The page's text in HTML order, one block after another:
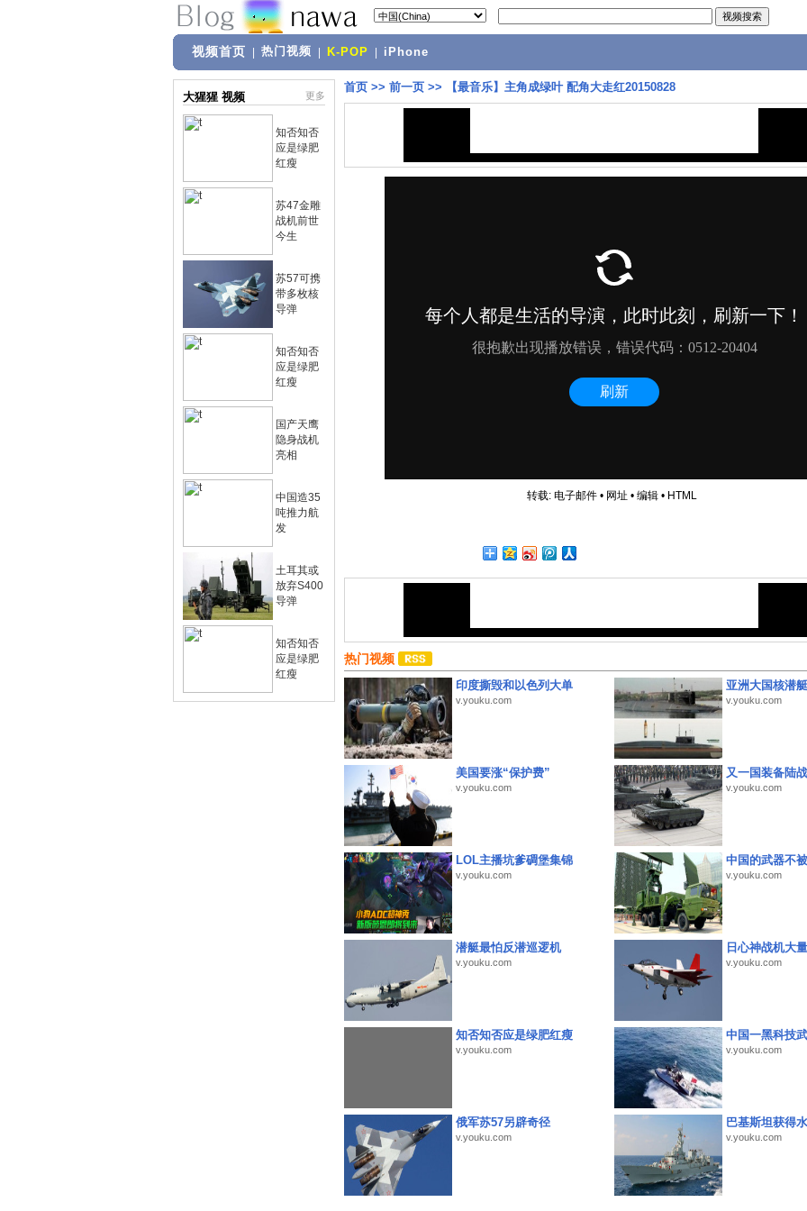
视频首页 热门视频 K-POP iPhone
大猩猩 视频 更多
知否知否
应是绿肥
红瘦
苏47金雕
战机前世
今生
苏57可携
带多枚核
导弹
知否知否
应是绿肥
红瘦
国产天鹰
隐身战机
亮相
中国造35
吨推力航
发
土耳其或
放弃S400
导弹
知否知否
应是绿肥
红瘦
首页 >> 前一页 >> 【最音乐】主角成绿叶 配角大走红20150828
转载: 电子邮件• 网址 • 编辑• HTML
热门视频
印度撕毁和以色列大单
v.youku.com
亚洲大国核潜
v.youku.com
美国要涨“保护费”
v.youku.com
又一国装备陆
v.youku.com
LOL主播坑爹碉堡集锦
v.youku.com
中国的武器不
v.youku.com
潜艇最怕反潜巡逻机
v.youku.com
日心神战机大
v.youku.com
知否知否应是绿肥红瘦
v.youku.com
中国一黑科技
v.youku.com
俄军苏57另辟奇径
v.youku.com
巴基斯坦获得
v.youku.com